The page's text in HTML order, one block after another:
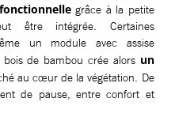
grâce à la petite
être intégrée. Certaines
un module avec assise
de bambou crée alors un
au cœur de la végétation. De
de pause, entre confort et